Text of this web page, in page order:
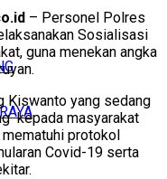
– Personel Polres
Sosialisasi
guna menekan angka
Kiswanto yang sedang
kepada masyarakat
protokol
Covid-19 serta